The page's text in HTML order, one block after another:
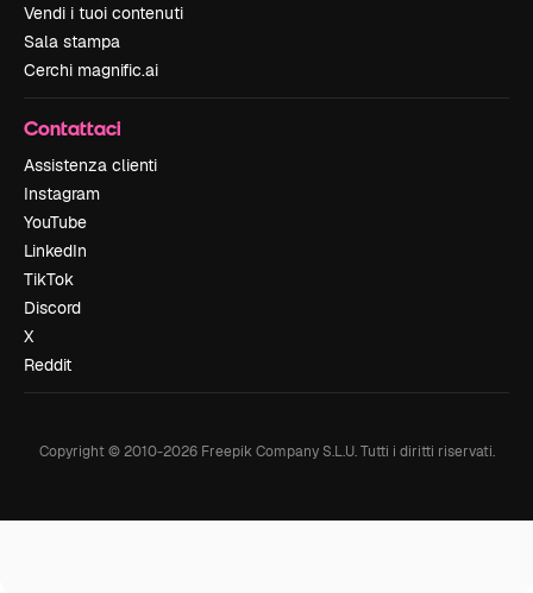
Vendi i tuoi contenuti
Sala stampa
Cerchi magnific.ai
Contattaci
Assistenza clienti
Instagram
YouTube
LinkedIn
TikTok
Discord
X
Reddit
Copyright © 2010-2026Freepik Company S.L.U. Tutti i diritti riservati.